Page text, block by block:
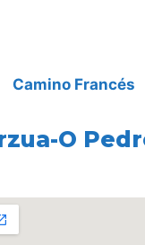
Camino Francés
O